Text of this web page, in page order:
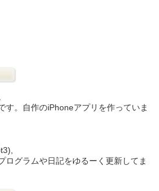
す。自作のiPhoneアプリを作っていま
ログラムや日記をゆるーく更新してま